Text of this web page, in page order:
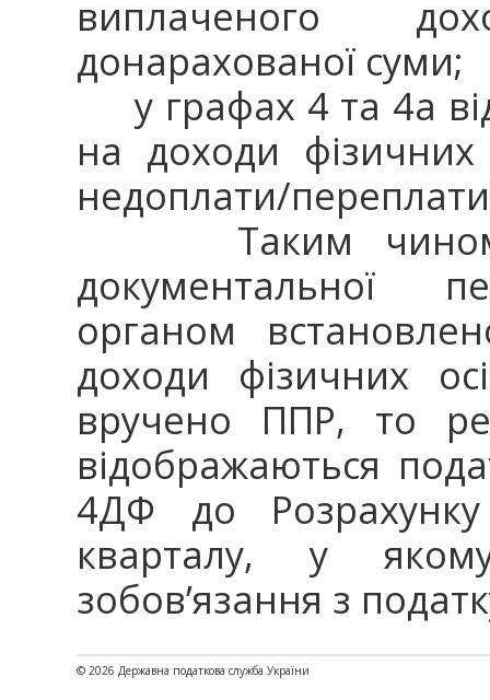
виплаченого
донарахованої суми;
у графах 4 та 4а
на доходи
недоплати/
Таким чином,
документальної
органом
доходи фізичних
вручено ППР, то
відображаються
4ДФ до
кварталу, у
зобов’язання з
© 2026 Державна податкова служба України